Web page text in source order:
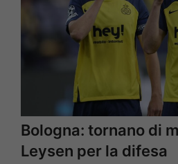
Bologna: tornano di
Leysen per la difesa